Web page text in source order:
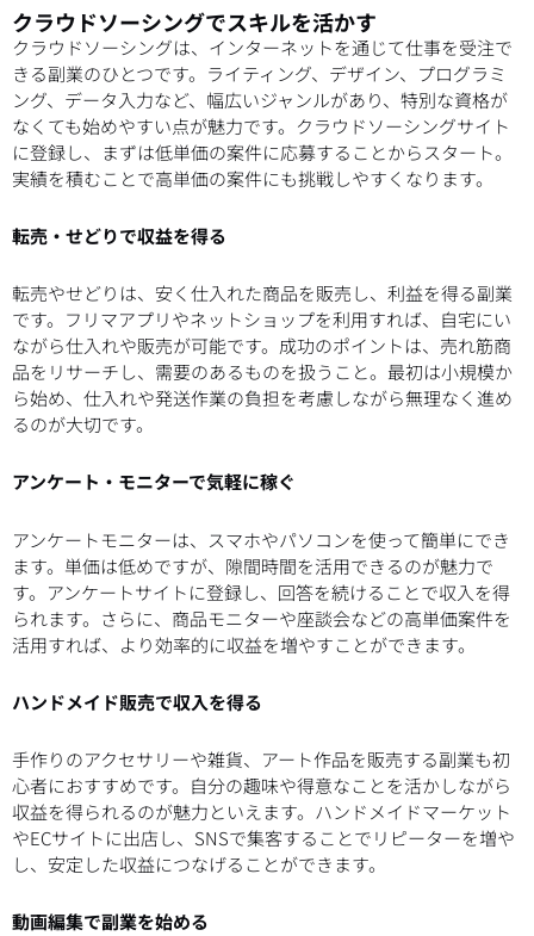
クラウドソーシングでスキルを活かす
クラウドソーシングは、インターネットを通じて仕事を受注で
きる副業のひとつです。ライティング、デザイン、プログラミ
ング、データ入力など、幅広いジャンルがあり、特別な資格が
なくても始めやすい点が魅力です。クラウドソーシングサイト
に登録し、まずは低単価の案件に応募することからスタート。
実績を積むことで高単価の案件にも挑戦しやすくなります。
転売・せどりで収益を得る
転売やせどりは、安く仕入れた商品を販売し、利益を得る副業
です。フリマアプリやネットショップを利用すれば、自宅にい
ながら仕入れや販売が可能です。成功のポイントは、売れ筋商
品をリサーチし、需要のあるものを扱うこと。最初は小規模か
ら始め、仕入れや発送作業の負担を考慮しながら無理なく進め
るのが大切です。
アンケート・モニターで気軽に稼ぐ
アンケートモニターは、スマホやパソコンを使って簡単にでき
ます。単価は低めですが、隙間時間を活用できるのが魅力で
す。アンケートサイトに登録し、回答を続けることで収入を得
られます。さらに、商品モニターや座談会などの高単価案件を
活用すれば、より効率的に収益を増やすことができます。
ハンドメイド販売で収入を得る
手作りのアクセサリーや雑貨、アート作品を販売する副業も初
心者におすすめです。自分の趣味や得意なことを活かしながら
収益を得られるのが魅力といえます。ハンドメイドマーケット
やECサイトに出店し、SNSで集客することでリピーターを増や
し、安定した収益につなげることができます。
動画編集で副業を始める